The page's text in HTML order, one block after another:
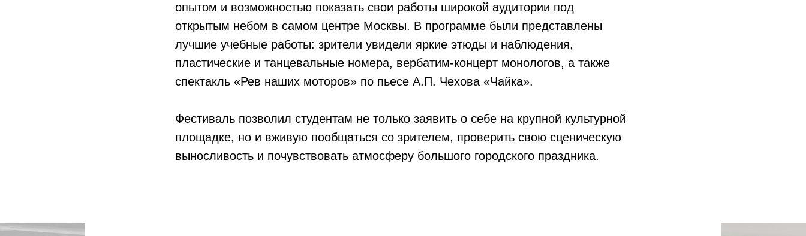
опытом и возможностью показать свои работы широкой аудитории под
открытым небом в самом центре Москвы. В программе были представлены
лучшие учебные работы: зрители увидели яркие этюды и наблюдения,
пластические и танцевальные номера, вербатим-концерт монологов, а также
спектакль «Рев наших моторов» по пьесе А.П. Чехова «Чайка».
Фестиваль позволил студентам не только заявить о себе на крупной культурной
площадке, но и вживую пообщаться со зрителем, проверить свою сценическую
выносливость и почувствовать атмосферу большого городского праздника.